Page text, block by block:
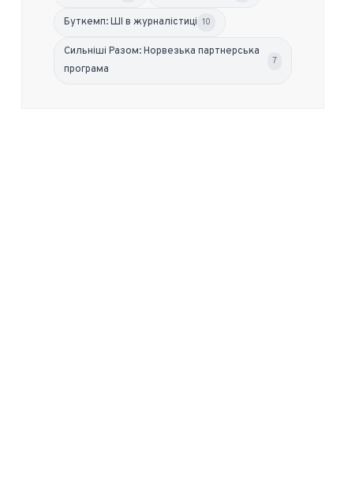
Буткемп: ШІ в журналістиці 10
Сильніші Разом: Норвезька партнерська
програма
7